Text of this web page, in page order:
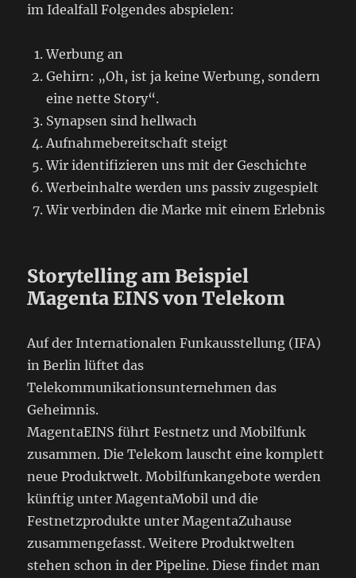
im Idealfall Folgendes abspielen:
Werbung an
Gehirn: „Oh, ist ja keine Werbung, sondern
eine nette Story“.
Synapsen sind hellwach
Aufnahmebereitschaft steigt
Wir identifizieren uns mit der Geschichte
Werbeinhalte werden uns passiv zugespielt
Wir verbinden die Marke mit einem Erlebnis
Storytelling am Beispiel
Magenta EINS von Telekom
Auf der Internationalen Funkausstellung (IFA)
in Berlin lüftet das
Telekommunikationsunternehmen das
Geheimnis.
MagentaEINS führt Festnetz und Mobilfunk
zusammen. Die Telekom lauscht eine komplett
neue Produktwelt. Mobilfunkangebote werden
künftig unter MagentaMobil und die
Festnetzprodukte unter MagentaZuhause
zusammengefasst. Weitere Produktwelten
stehen schon in der Pipeline. Diese findet man